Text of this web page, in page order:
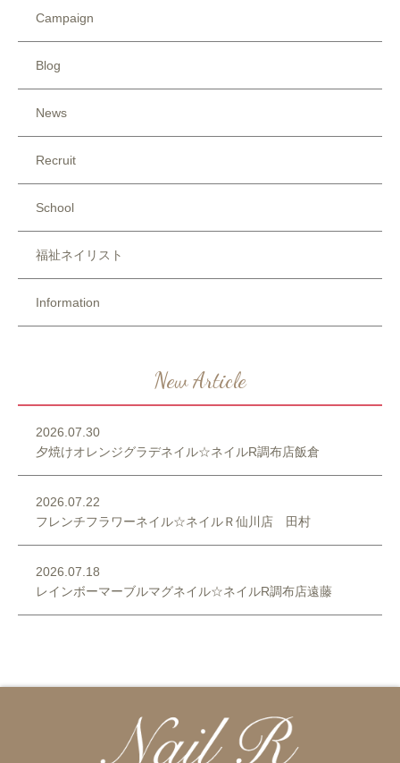
Campaign
Blog
News
Recruit
School
福祉ネイリスト
Information
New Article
2026.07.30
夕焼けオレンジグラデネイル☆ネイルR調布店飯倉
2026.07.22
フレンチフラワーネイル☆ネイルＲ仙川店 田村
2026.07.18
レインボーマーブルマグネイル☆ネイルR調布店遠藤